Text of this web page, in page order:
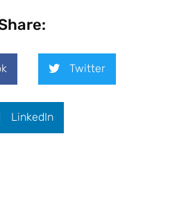
Twitter
LinkedIn